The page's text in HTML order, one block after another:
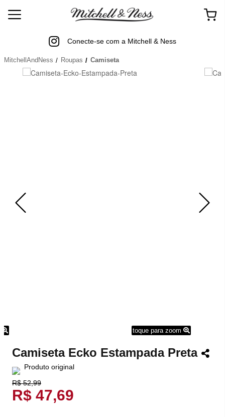
Conecte-se com a Mitchell & Ness
MitchellAndNess Roupas Camiseta
toque para zoom
Camiseta Ecko Estampada Preta
Produto original
R$ 52,99
R$ 47,69